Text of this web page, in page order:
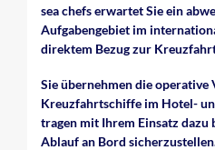
sea chefs erwartet Sie ein
Aufgabengebiet im
direktem Bezug zur
Sie übernehmen die operative
Kreuzfahrtschiffe im Hotel-
tragen mit Ihrem Einsatz dazu
Ablauf an Bord